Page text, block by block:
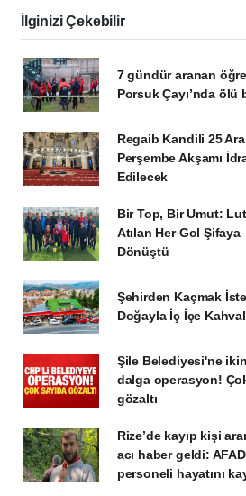
İlginizi Çekebilir
7 gündür aranan
Porsuk Çayı’nda ölü
Regaib Kandili 25
Perşembe Akşamı
Edilecek
Bir Top, Bir Umut:
Atılan Her Gol Şifaya
Dönüştü
Şehirden Kaçmak
Doğayla İç İçe
Şile Belediyesi'ne
dalga operasyon!
gözaltı
Rize’de kayıp kişi
acı haber geldi: AFAD
personeli hayatını